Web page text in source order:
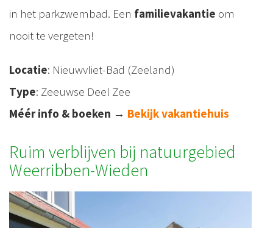
in het parkzwembad. Een familievakantie om
nooit te vergeten!
Locatie: Nieuwvliet-Bad (Zeeland)
Type: Zeeuwse Deel Zee
Méér info & boeken → Bekijk vakantiehuis
Ruim verblijven bij natuurgebied
Weerribben-Wieden